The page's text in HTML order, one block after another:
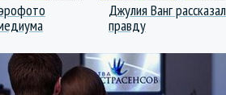
Джулия Ванг
правду